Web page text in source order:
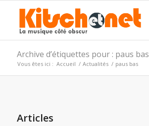
Archive d’étiquettes pour : paus bas
Vous êtes ici : Accueil / Actualités / paus bas
Articles